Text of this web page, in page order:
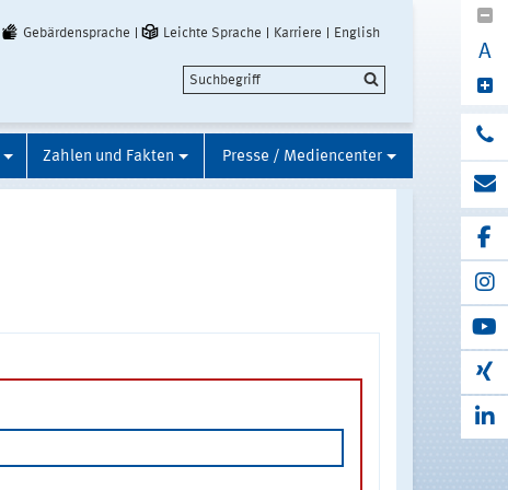
Gebärdensprache Leichte Sprache Karriere English
A
Zahlen und Fakten Presse / Mediencenter